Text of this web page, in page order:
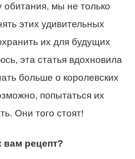
обитания, мы не только
этих удивительных
их для будущих
эта статья вдохновила
больше о королевских
попытаться их
Они того стоят!
вам рецепт?